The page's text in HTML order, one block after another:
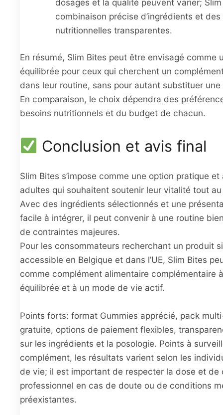
dosages et la qualité peuvent varier;
combinaison précise d’ingrédients et
nutritionnelles transparentes.
En résumé, Slim Bites peut être envisagé comme
équilibrée pour ceux qui cherchent un
dans leur routine, sans pour autant substituer
En comparaison, le choix dépendra des
besoins nutritionnels et du budget de chacun.
Conclusion et avis final
Slim Bites s’impose comme une option pratique
adultes qui souhaitent soutenir leur vitalité tout
Avec des ingrédients sélectionnés et une
facile à intégrer, il peut convenir à une routine
de contraintes majeures.
Pour les consommateurs recherchant un produit
accessible en Belgique et dans l’UE, Slim Bites
comme complément alimentaire complémentaire
équilibrée et à un mode de vie actif.
Points forts: format Gummies apprécié, pack
gratuite, options de paiement flexibles,
sur les ingrédients et la posologie. Points à
complément, les résultats varient selon les
de vie; il est important de respecter la dose et de
professionnel en cas de doute ou de conditions
préexistantes.